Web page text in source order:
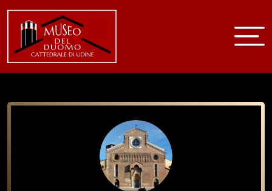
Storia e arte
Sala 1 Battistero
Sala 2
Sala 3
Sale superiori